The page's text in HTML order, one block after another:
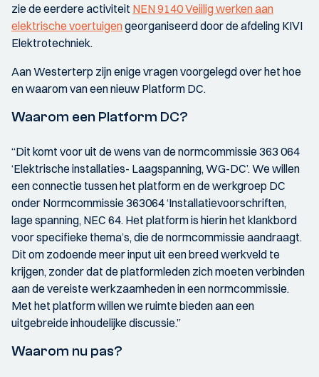
zie de eerdere activiteit NEN 9140 Veiilig werken aan
elektrische voertuigengeorganiseerd door de afdeling KIVI
Elektrotechniek.
Aan Westerterp zijn enige vragen voorgelegd over het hoe
en waarom van een nieuw Platform DC.
Waarom een Platform DC?
“Dit komt voor uit de wens van de normcommissie 363 064
‘Elektrische installaties- Laagspanning, WG-DC’. We willen
een connectie tussen het platform en de werkgroep DC
onder Normcommissie 363064 ‘Installatievoorschriften,
lage spanning, NEC 64. Het platform is hierin het klankbord
voor specifieke thema’s, die de normcommissie aandraagt.
Dit om zodoende meer input uit een breed werkveld te
krijgen, zonder dat de platformleden zich moeten verbinden
aan de vereiste werkzaamheden in een normcommissie.
Met het platform willen we ruimte bieden aan een
uitgebreide inhoudelijke discussie.”
Waarom nu pas?